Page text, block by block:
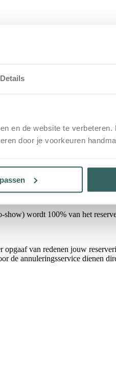
Details
en de website te
door je voorkeuren
wij ontbijt aan boord.
wordt 100% van het
van redenen jouw
de annuleringsservice dienen